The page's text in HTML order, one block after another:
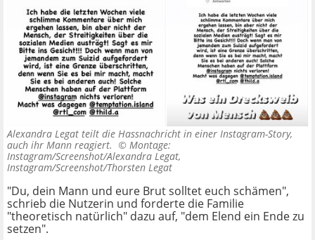
Alexandra Legat teilt die Hassnachricht in einer Instagram-Story,
auch ihr Mann reagiert. © Montage:
Instagram/Screenshot/Alexandra Legat,
Instagram/Screenshot/Thorsten Legat
"Du, dein Mann und eure Brut solltet euch schämen",
schrieb die Nutzerin und forderte die Familie
"theoretisch natürlich" dazu auf, "dem Elend ein Ende zu
setzen".